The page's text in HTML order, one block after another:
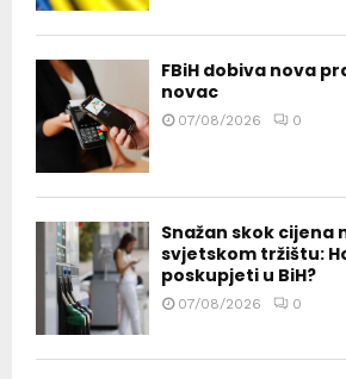
FBiH dobiva nova
novac
07/08/2026 0
Snažan skok cijena
svjetskom tržištu:
poskupjeti u BiH?
07/08/2026 0